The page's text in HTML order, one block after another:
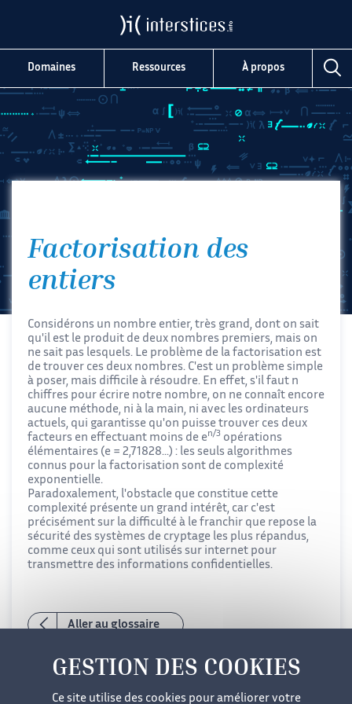
Domaines Ressources À propos
Factorisation des
entiers
Considérons un nombre entier, très grand, dont on sait
qu'il est le produit de deux nombres premiers, mais on
ne sait pas lesquels. Le problème de la factorisation est
de trouver ces deux nombres. C'est un problème simple
à poser, mais difficile à résoudre. En effet, s'il faut n
chiffres pour écrire notre nombre, on ne connaît encore
aucune méthode, ni à la main, ni avec les ordinateurs
actuels, qui garantisse qu'on puisse trouver ces deux
facteurs en effectuant moins de e n/3 opérations
élémentaires (e = 2,71828...) : les seuls algorithmes
connus pour la factorisation sont de complexité
exponentielle.
Paradoxalement, l'obstacle que constitue cette
complexité présente un grand intérêt, car c'est
précisément sur la difficulté à le franchir que repose la
sécurité des systèmes de cryptage les plus répandus,
comme ceux qui sont utilisés sur internet pour
transmettre des informations confidentielles.
Aller au glossaire
Ce site utilise des cookies pour améliorer votre